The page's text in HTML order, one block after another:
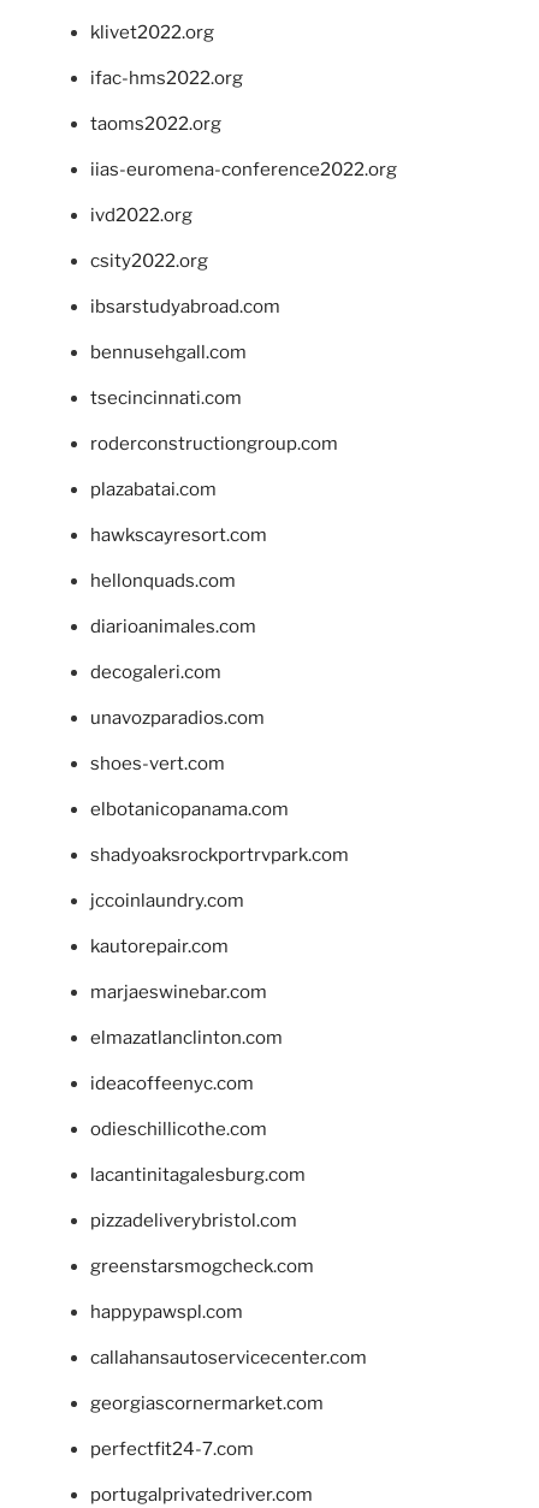
klivet2022.org
ifac-hms2022.org
taoms2022.org
iias-euromena-conference2022.org
ivd2022.org
csity2022.org
ibsarstudyabroad.com
bennusehgall.com
tsecincinnati.com
roderconstructiongroup.com
plazabatai.com
hawkscayresort.com
hellonquads.com
diarioanimales.com
decogaleri.com
unavozparadios.com
shoes-vert.com
elbotanicopanama.com
shadyoaksrockportrvpark.com
jccoinlaundry.com
kautorepair.com
marjaeswinebar.com
elmazatlanclinton.com
ideacoffeenyc.com
odieschillicothe.com
lacantinitagalesburg.com
pizzadeliverybristol.com
greenstarsmogcheck.com
happypawspl.com
callahansautoservicecenter.com
georgiascornermarket.com
perfectfit24-7.com
portugalprivatedriver.com